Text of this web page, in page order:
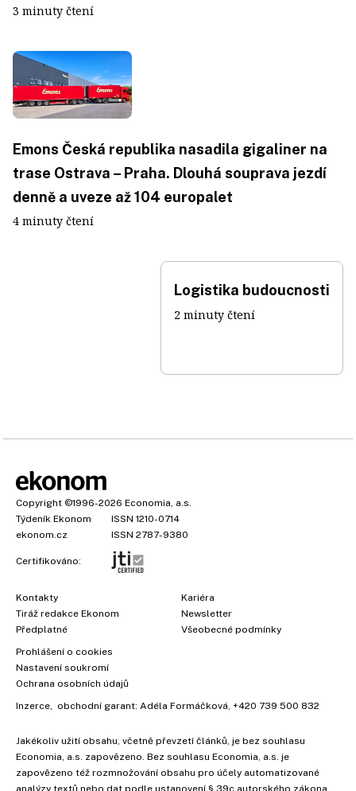
3 minuty čtení
Emons Česká republika nasadila gigaliner na
trase Ostrava – Praha. Dlouhá souprava jezdí
denně a uveze až 104 europalet
4 minuty čtení
Logistika budoucnosti
2 minuty čtení
Copyright ©1996-2026 Economia, a.s.
Týdeník Ekonom
ISSN 1210-0714
ekonom.cz
ISSN 2787-9380
Certifikováno:
Kontakty
Tiráž redakce Ekonom
Předplatné
Kariéra
Newsletter
Všeobecné podmínky
Prohlášení o cookies
Nastavení soukromí
Ochrana osobních údajů
Inzerce , obchodní garant: Adéla Formáčková +420 739 500 832
Jakékoliv užití obsahu, včetně převzetí článků, je bez souhlasu
Economia, a.s. zapovězeno. Bez souhlasu Economia, a.s. je
zapovězeno též rozmnožování obsahu pro účely automatizované
analýzy textů nebo dat podle ustanovení § 39c autorského zákona.